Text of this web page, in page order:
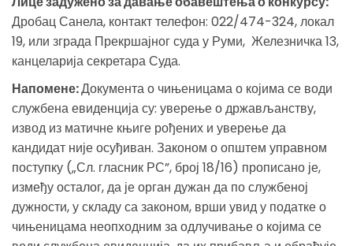
Дробац Санела, контакт телефон: 022/474-324, локал
19, или зграда Прекршајног суда у Руми, Железничка 13,
канцеларија секретара Суда.
Напомене:Документа о чињеницама о којима се води
службена евиденција су: уверење о држављанству,
извод из матичне књиге рођених и уверење да
кандидат није осуђиван. Законом о општем управном
поступку („Сл. гласник РС”, број 18/16) прописано је,
између осталог, да је орган дужан да по службеној
дужности, у складу са законом, врши увид у податке о
чињеницама неопходним за одлучивање о којима се